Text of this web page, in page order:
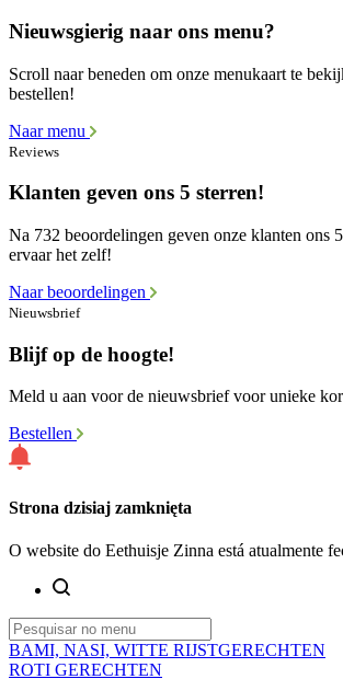
Nieuwsgierig naar ons menu?
Scroll naar beneden om onze menukaart te
bestellen!
Naar menu
Reviews
Klanten geven ons 5 sterren!
Na 732 beoordelingen geven onze klanten ons
ervaar het zelf!
Naar beoordelingen
Nieuwsbrief
Blijf op de hoogte!
Meld u aan voor de nieuwsbrief voor unieke
Bestellen
Strona dzisiaj zamknięta
O website do Eethuisje Zinna está atualmente
BAMI, NASI, WITTE RIJSTGERECHTEN
ROTI GERECHTEN